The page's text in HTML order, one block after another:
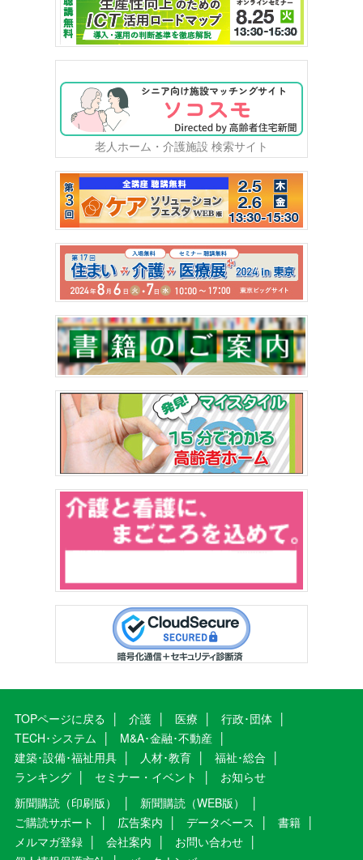
老人ホーム・介護施設 検索サイト
TOPページに戻る 介護 医療
行政･団体
TECH･システム
M&A･金融･不動産
建築･設備･福祉用具
人材･教育
福祉･総合
ランキング
セミナー・イベント
お知らせ
新聞購読（印刷版）
新聞購読（WEB版）
ご購読サポート
広告案内 データベース
書籍
メルマガ登録
会社案内
お問い合わせ